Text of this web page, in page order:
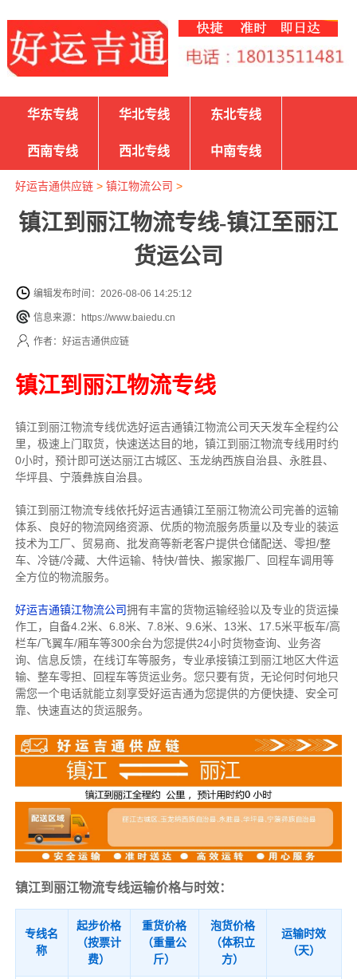
华东专线 华北专线 东北专线
西南专线 西北专线 中南专线
好运吉通供应链> 镇江物流公司 >
镇江到丽江物流专线-镇江至丽江
货运公司
编辑发布时间：2026-08-06 14:25:12
信息来源：https://www.baiedu.cn
作者：好运吉通供应链
镇江到丽江物流专线
镇江到丽江物流专线优选好运吉通镇江物流公司天天发车全程约公
里， 极速上门取货，快速送达目的地，镇江到丽江物流专线用时约
0小时，预计即可送达丽江古城区、玉龙纳西族自治县、永胜县、
华坪县、宁蒗彝族自治县。
镇江到丽江物流专线依托好运吉通镇江至丽江物流公司完善的运输
体系、良好的物流网络资源、优质的物流服务质量以及专业的装运
技术为工厂、贸易商、批发商等新老客户提供仓储配送、零担/整
车、冷链/冷藏、大件运输、特快/普快、搬家搬厂、回程车调用等
全方位的物流服务。
好运吉通镇江物流公司拥有丰富的货物运输经验以及专业的货运操
作工，自备4.2米、6.8米、7.8米、9.6米、13米、17.5米平板车/高
栏车/飞翼车/厢车等300余台为您提供24小时货物查询、业务咨
询、信息反馈，在线订车等服务， 专业承接镇江到丽江地区大件运
输、整车零担、回程车等货运业务。 您只要有货，无论何时何地只
需您一个电话就能立刻享受好运吉通为您提供的方便快捷、安全可
靠、快速直达的货运服务。
镇江到丽江物流专线运输价格与时效：
专线名
称
起步价格
（按票计
费）
重货价格
（重量公
斤）
泡货价格
（体积立
方）
运输时效
（天）